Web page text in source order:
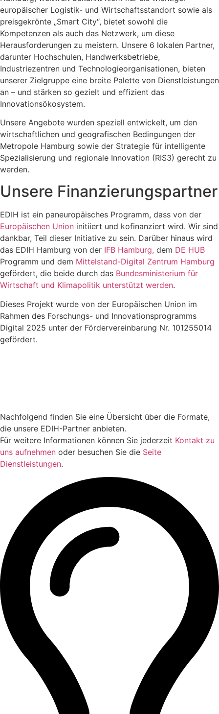
europäischer Logistik- und Wirtschaftsstandort sowie als
preisgekrönte „Smart City“, bietet sowohl die
Kompetenzen als auch das Netzwerk, um diese
Herausforderungen zu meistern. Unsere 6 lokalen Partner,
darunter Hochschulen, Handwerksbetriebe,
Industriezentren und Technologieorganisationen, bieten
unserer Zielgruppe eine breite Palette von Dienstleistungen
an – und stärken so gezielt und effizient das
Innovationsökosystem.
Unsere Angebote wurden speziell entwickelt, um den
wirtschaftlichen und geografischen Bedingungen der
Metropole Hamburg sowie der Strategie für intelligente
Spezialisierung und regionale Innovation (RIS3) gerecht zu
werden.
Unsere Finanzierungspartner
EDIH ist ein paneuropäisches Programm, dass von der
Europäischen Union initiiert und kofinanziert wird. Wir sind
dankbar, Teil dieser Initiative zu sein. Darüber hinaus wird
das EDIH Hamburg von der IFB Hamburg, dem DE HUB
Programm und dem Mittelstand-Digital Zentrum Hamburg
gefördert, die beide durch das Bundesministerium für
Wirtschaft und Klimapolitik unterstützt werden.
Dieses Projekt wurde von der Europäischen Union im
Rahmen des Forschungs- und Innovationsprogramms
Digital 2025 unter der Fördervereinbarung Nr. 101255014
gefördert.
Nachfolgend finden Sie eine Übersicht über die Formate,
die unsere EDIH-Partner anbieten.
Für weitere Informationen können Sie jederzeit Kontakt zu
uns aufnehmen oder besuchen Sie die Seite
Dienstleistungen.